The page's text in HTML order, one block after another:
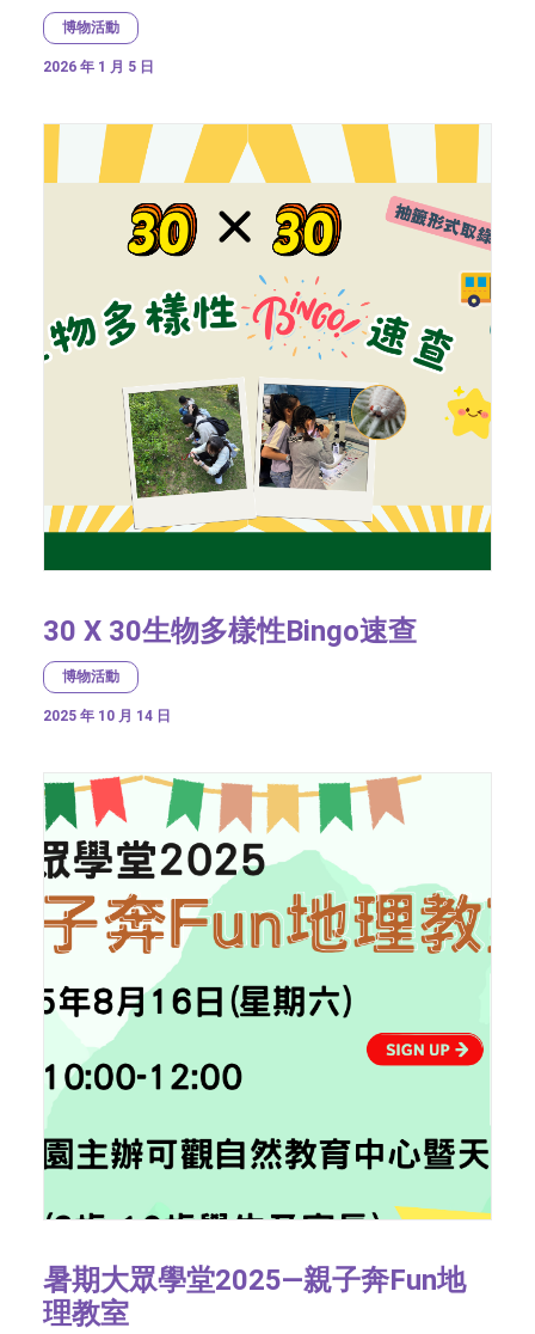
博物活動
2026 年 1 月 5 日
30 X 30生物多樣性Bingo速查
博物活動
2025 年 10 月 14 日
暑期大眾學堂2025—親子奔Fun地
理教室